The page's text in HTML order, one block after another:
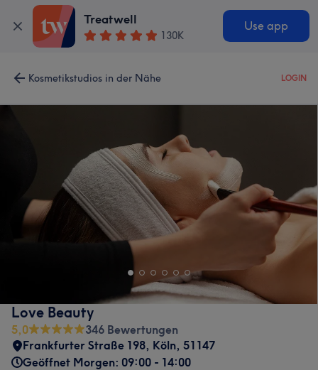
Treatwell
130K
Use app
Kosmetikstudios in der Nähe LOGIN
Love Beauty
5,0
346 Bewertungen
Frankfurter Straße 198, Köln, 51147
Geöffnet Morgen: 09:00 - 14:00